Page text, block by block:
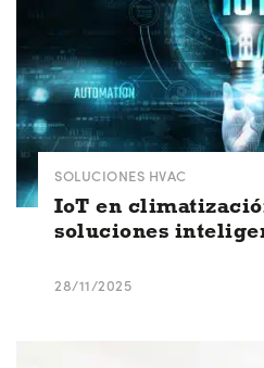
SOLUCIONES HVAC
IoT en
soluciones
28/11/2025